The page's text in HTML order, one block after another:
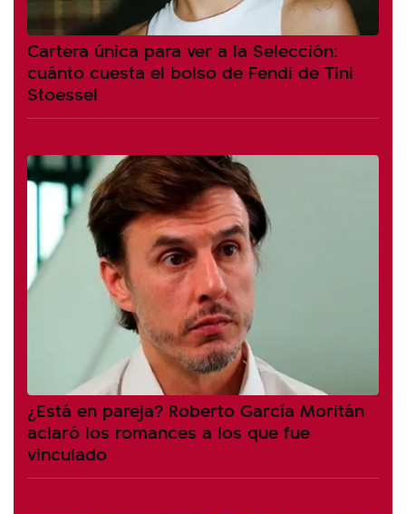
Cartera única para ver a la Selección:
cuánto cuesta el bolso de Fendi de Tini
Stoessel
¿Está en pareja? Roberto García Moritán
aclaró los romances a los que fue
vinculado